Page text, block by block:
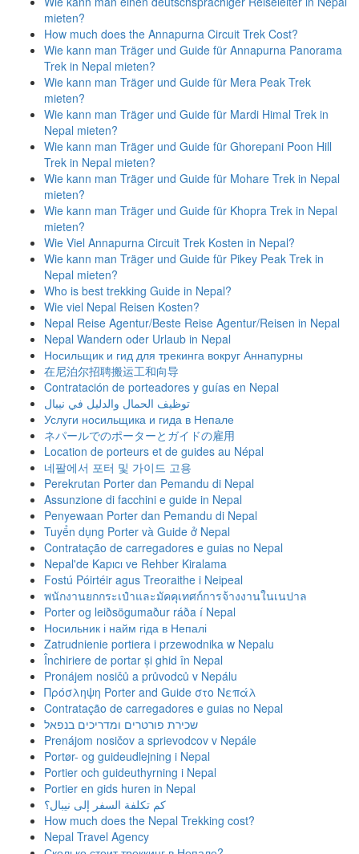
mieten?
How much does the Annapurna Circuit Trek Cost?
Wie kann man Träger und Guide für Annapurna Panorama
Trek in Nepal mieten?
Wie kann man Träger und Guide für Mera Peak Trek
mieten?
Wie kann man Träger und Guide für Mardi Himal Trek in
Nepal mieten?
Wie kann man Träger und Guide für Ghorepani Poon Hill
Trek in Nepal mieten?
Wie kann man Träger und Guide für Mohare Trek in Nepal
mieten?
Wie kann man Träger und Guide für Khopra Trek in Nepal
mieten?
Wie Viel Annapurna Circuit Trek Kosten in Nepal?
Wie kann man Träger und Guide für Pikey Peak Trek in
Nepal mieten?
Who is best trekking Guide in Nepal?
Wie viel Nepal Reisen Kosten?
Nepal Reise Agentur/Beste Reise Agentur/Reisen in Nepal
Nepal Wandern oder Urlaub in Nepal
Носильщик и гид для трекинга вокруг Аннапурны
在尼泊尔招聘搬运工和向导
Contratación de porteadores y guías en Nepal
توظيف الحمال والدليل في نيبال
Услуги носильщика и гида в Непале
ネパールでのポーターとガイドの雇用
Location de porteurs et de guides au Népal
네팔에서 포터 및 가이드 고용
Perekrutan Porter dan Pemandu di Nepal
Assunzione di facchini e guide in Nepal
Penyewaan Porter dan Pemandu di Nepal
Tuyển dụng Porter và Guide ở Nepal
Contratação de carregadores e guias no Nepal
Nepal'de Kapıcı ve Rehber Kiralama
Fostú Póirtéir agus Treoraithe i Neipeal
พนักงานยกกระเป๋าและมัคคุเทศก์การจ้างงานในเนปาล
Porter og leiðsögumaður ráða í Nepal
Носильник і найм гіда в Непалі
Zatrudnienie portiera i przewodnika w Nepalu
Închiriere de portar și ghid în Nepal
Pronájem nosičů a průvodců v Nepálu
Πρόσληψη Porter and Guide στο Νεπάλ
Contratação de carregadores e guias no Nepal
שכירת פורטרים ומדריכים בנפאל
Prenájom nosičov a sprievodcov v Nepále
Portør- og guideudlejning i Nepal
Portier och guideuthyrning i Nepal
Portier en gids huren in Nepal
كم تكلفة السفر إلى نيبال؟
How much does the Nepal Trekking cost?
Nepal Travel Agency